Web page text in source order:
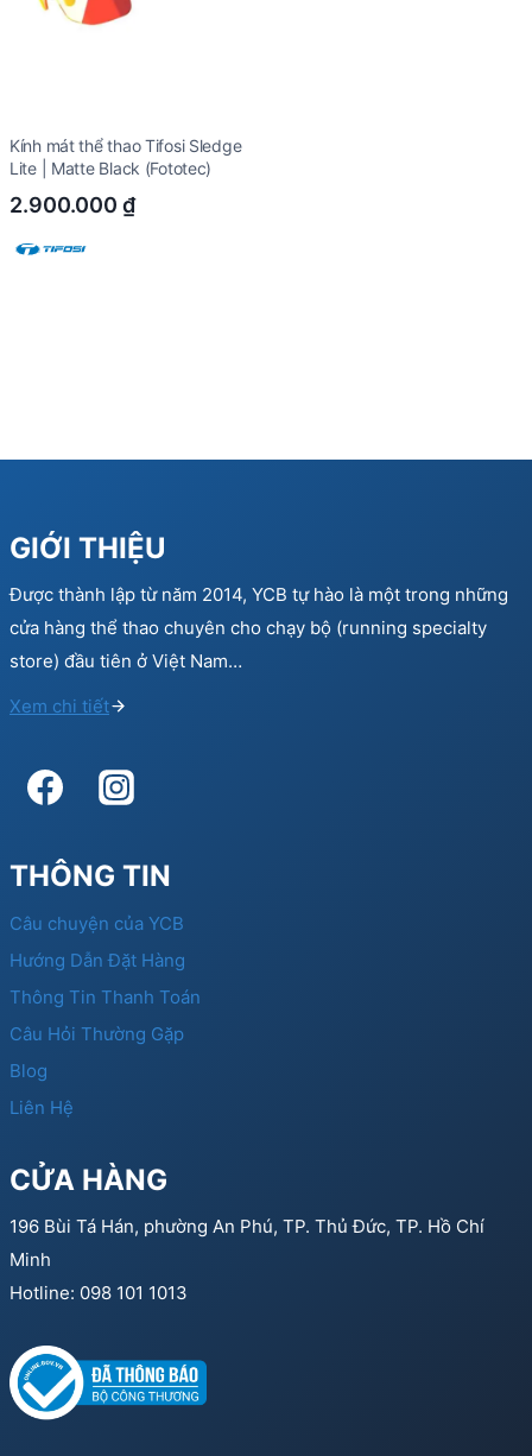
Kính mát thể thao Tifosi Sledge
Lite | Matte Black (Fototec)
2.900.000 ₫
GIỚI THIỆU
Được thành lập từ năm 2014, YCB tự hào là một trong những
cửa hàng thể thao chuyên cho chạy bộ (running specialty
store) đầu tiên ở Việt Nam…
Xem chi tiết
THÔNG TIN
Câu chuyện của YCB
Hướng Dẫn Đặt Hàng
Thông Tin Thanh Toán
Câu Hỏi Thường Gặp
Blog
Liên Hệ
CỬA HÀNG
196 Bùi Tá Hán, phường An Phú, TP. Thủ Đức, TP. Hồ Chí
Minh
Hotline: 098 101 1013